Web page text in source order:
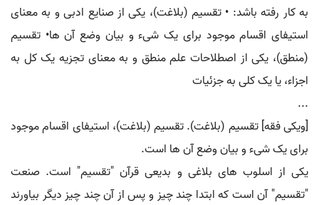
به کار رفته باشد: • تقسیم (بلاغت)، یکی از صنایع ادبی و به معنای
استیفای اقسام موجود برای یک شیء و بیان وضع آن ها• تقسیم
(منطق)، یکی از اصطلاحات علم منطق و به معنای تجزیه یک کل به
اجزاء، یا یک کلی به جزئیات
...
[ویکی فقه] تقسیم (بلاغت). تقسیم (بلاغت)، استیفای اقسام موجود
برای یک شیء و بیان وضع آن ها است.
یکی از اسلوب های بلاغی و بدیعی قرآن "تقسیم" است. صنعت
"تقسیم" آن است که ابتدا چند چیز و پس از آن چند چیز دیگر بیاورند